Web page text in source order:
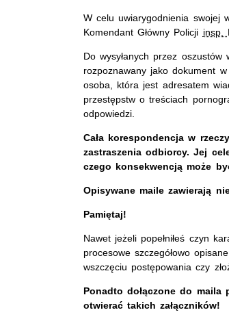
W celu uwiarygodnienia swojej
Komendant Główny Policji insp.
Do wysyłanych przez oszustów
rozpoznawany jako dokument
osoba, która jest adresatem
przestępstw o treściach
odpowiedzi.
Cała korespondencja w
zastraszenia odbiorcy. Jej
czego konsekwencją może
Opisywane maile zawierają
Pamiętaj!
Nawet jeżeli popełniłeś czyn
procesowe szczegółowo
wszczęciu postępowania czy
Ponadto dołączone do
otwierać takich załączników!